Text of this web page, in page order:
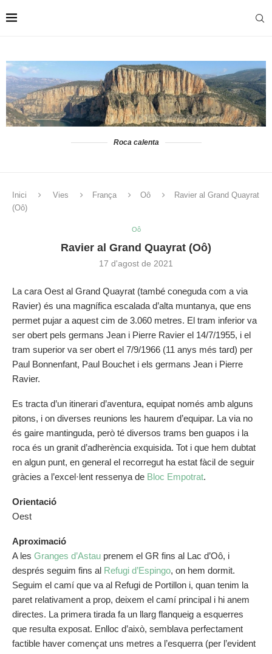
Roca calenta
Inici Vies França Oô
Ravier al Grand Quayrat
(Oô)
Oô
Ravier al Grand Quayrat (Oô)
17 d'agost de 2021
La cara Oest al Grand Quayrat (també coneguda com a via
Ravier) és una magnífica escalada d’alta muntanya, que ens
permet pujar a aquest cim de 3.060 metres. El tram inferior va
ser obert pels germans Jean i Pierre Ravier el 14/7/1955, i el
tram superior va ser obert el 7/9/1966 (11 anys més tard) per
Paul Bonnenfant, Paul Bouchet i els germans Jean i Pierre
Ravier.
Es tracta d’un itinerari d’aventura, equipat només amb alguns
pitons, i on diverses reunions les haurem d’equipar. La via no
és gaire mantinguda, però té diversos trams ben guapos i la
roca és un granit d’adherència exquisida. Tot i que hem dubtat
en algun punt, en general el recorregut ha estat fàcil de seguir
gràcies a l’excel·lent ressenya de Bloc Empotrat.
Orientació
Oest
Aproximació
A les Granges d’Astau prenem el GR fins al Lac d’Oô, i
després seguim fins al Refugi d’Espingo, on hem dormit.
Seguim el camí que va al Refugi de Portillon i, quan tenim la
paret relativament a prop, deixem el camí principal i hi anem
directes. La primera tirada fa un llarg flanqueig a esquerres
que resulta exposat. Enlloc d’això, semblava perfectament
factible haver començat uns metres a l’esquerra (per l’evident